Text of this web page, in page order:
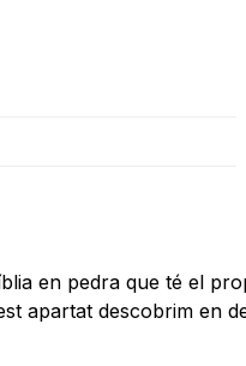
en pedra que té el
apartat descobrim en